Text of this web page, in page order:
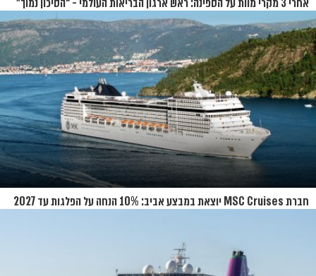
חברת MSC Cruises יוצאת במבצע אביב: 10% הנחה על הפלגות עד 2027